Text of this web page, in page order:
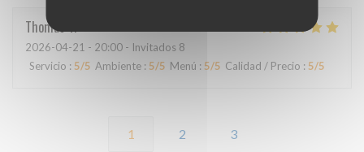
ThomasV
2026-04-21 - 20:00 - Invitados 8
Servicio : 5/5 Ambiente : 5/5 Menú : 5/5 Calidad / Precio : 5/5
1 2 3